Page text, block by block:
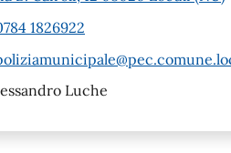
1826922
Luche